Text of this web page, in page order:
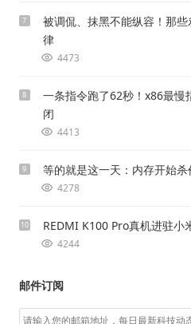
7
被调侃、抹黑不能纵容！那
律
4473
8
一条指令跑了62秒！x86最慢
闭
4413
9 等的就是这一天：内存开始
4278
10 REDMI K100 Pro真机进驻小
4244
邮件订阅